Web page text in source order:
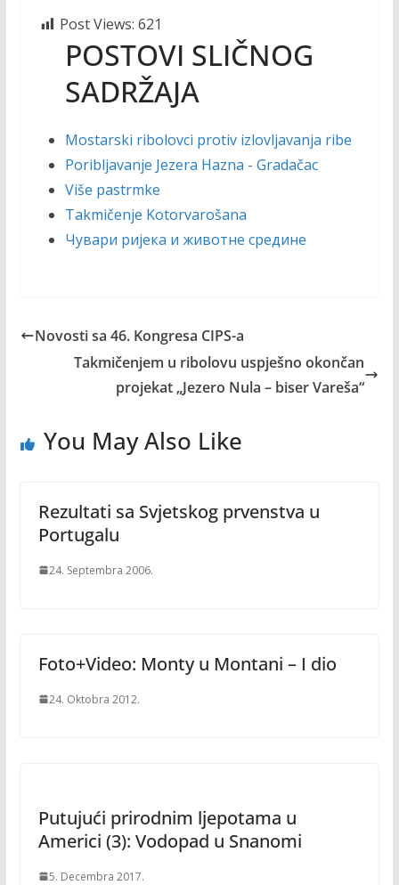
Post Views: 621
POSTOVI SLIČNOG
SADRŽAJA
Mostarski ribolovci protiv izlovljavanja ribe
Poribljavanje Jezera Hazna - Gradačac
Više pastrmke
Takmičenje Kotorvarošana
Чувари ријека и животне средине
Novosti sa 46. Kongresa CIPS-a
Takmičenjem u ribolovu uspješno okončan
projekat „Jezero Nula – biser Vareša“
You May Also Like
Rezultati sa Svjetskog prvenstva u
Portugalu
24. Septembra 2006.
Foto+Video: Monty u Montani – I dio
24. Oktobra 2012.
Putujući prirodnim ljepotama u
Americi (3): Vodopad u Snanomi
5. Decembra 2017.